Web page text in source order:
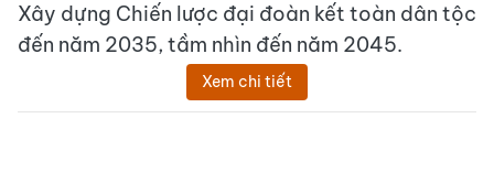
Xây dựng Chiến lược đại đoàn kết toàn dân tộc
đến năm 2035, tầm nhìn đến năm 2045.
Xem chi tiết